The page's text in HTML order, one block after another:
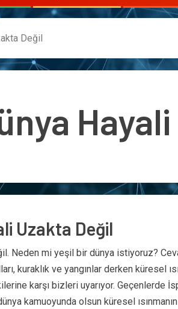
Değil
Uzakta Değil
Neden mi yeşil bir dünya istiyoruz?
kuraklık ve yangınlar derken küresel
karşı bizleri uyarıyor.
kamuoyunda olsun küresel